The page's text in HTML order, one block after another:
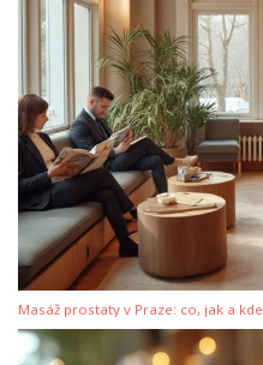
Masáž prostaty v Praze: co, jak a kde